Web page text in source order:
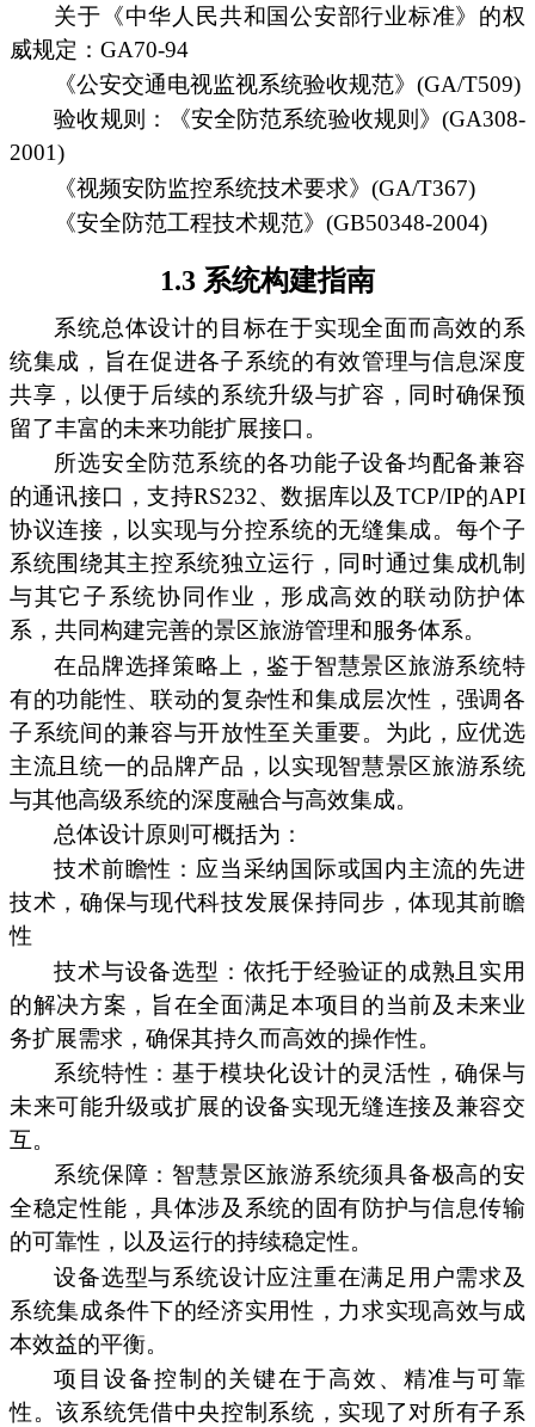
关于《中华人民共和国公安部行业标准》的权
威规定：GA70-94
《公安交通电视监视系统验收规范》(GA/T509)
验收规则：《安全防范系统验收规则》(GA308-
2001)
《视频安防监控系统技术要求》(GA/T367)
《安全防范工程技术规范》(GB50348-2004)
1.3 系统构建指南
系统总体设计的目标在于实现全面而高效的系
统集成，旨在促进各子系统的有效管理与信息深度
共享，以便于后续的系统升级与扩容，同时确保预
留了丰富的未来功能扩展接口。
所选安全防范系统的各功能子设备均配备兼容
的通讯接口，支持RS232、数据库以及TCP/IP的API
协议连接，以实现与分控系统的无缝集成。每个子
系统围绕其主控系统独立运行，同时通过集成机制
与其它子系统协同作业，形成高效的联动防护体
系，共同构建完善的景区旅游管理和服务体系。
在品牌选择策略上，鉴于智慧景区旅游系统特
有的功能性、联动的复杂性和集成层次性，强调各
子系统间的兼容与开放性至关重要。为此，应优选
主流且统一的品牌产品，以实现智慧景区旅游系统
与其他高级系统的深度融合与高效集成。
总体设计原则可概括为：
技术前瞻性：应当采纳国际或国内主流的先进
技术，确保与现代科技发展保持同步，体现其前瞻
性
技术与设备选型：依托于经验证的成熟且实用
的解决方案，旨在全面满足本项目的当前及未来业
务扩展需求，确保其持久而高效的操作性。
系统特性：基于模块化设计的灵活性，确保与
未来可能升级或扩展的设备实现无缝连接及兼容交
互。
系统保障：智慧景区旅游系统须具备极高的安
全稳定性能，具体涉及系统的固有防护与信息传输
的可靠性，以及运行的持续稳定性。
设备选型与系统设计应注重在满足用户需求及
系统集成条件下的经济实用性，力求实现高效与成
本效益的平衡。
项目设备控制的关键在于高效、精准与可靠
性。该系统凭借中央控制系统，实现了对所有子系